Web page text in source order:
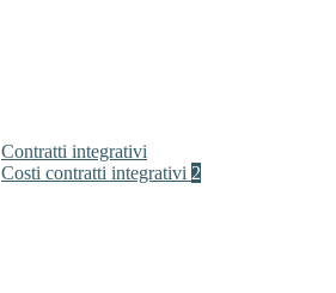
Contratti integrativi
Costi contratti integrativi 2